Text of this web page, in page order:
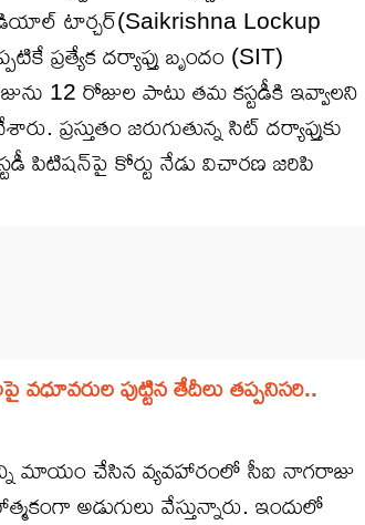
టార్చర్(Saikrishna Lockup
ప్రత్యేక దర్యాప్తు బృందం (SIT)
12 రోజుల పాటు తమ కస్టడీకి ఇవ్వాలని
జరుగుతున్న సిట్ దర్యాప్తుకు
పిటిషన్‌పై కోర్టు నేడు విచారణ జరిపి
పుట్టిన తేదీలు తప్పనిసరి..
మాయం చేసిన వ్యవహారంలో సీఐ నాగరాజు
అడుగులు వేస్తున్నారు. ఇందులో